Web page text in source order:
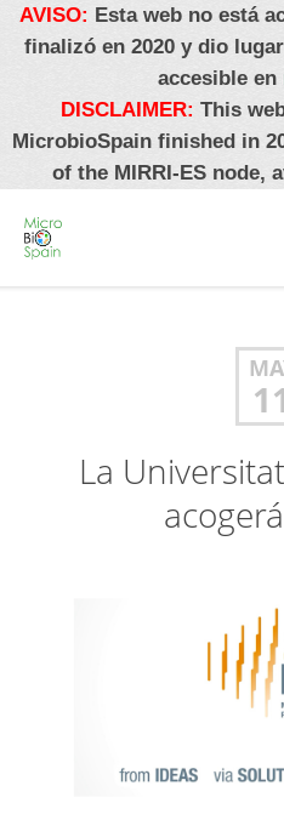
AVISO: Esta web no está
finalizó en 2020 y dio
accesible en
DISCLAIMER: This
MicrobioSpain finished in
of the MIRRI-ES node,
La